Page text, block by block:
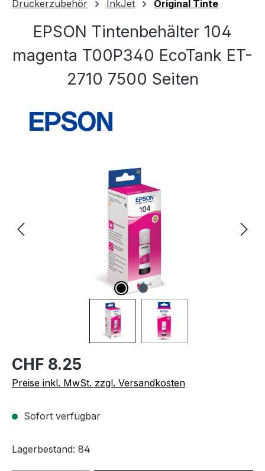
Druckerzubehör InkJet Original Tinte
EPSON Tintenbehälter 104
magenta T00P340 EcoTank ET-
2710 7500 Seiten
Bildergalerie überspringen
CHF 8.25
Preise inkl. MwSt. zzgl. Versandkosten
Sofort verfügbar
Lagerbestand: 84